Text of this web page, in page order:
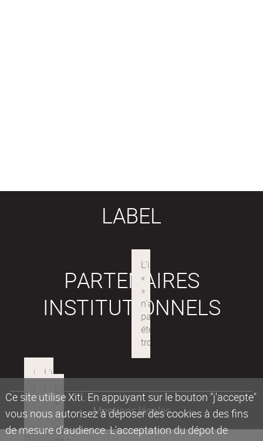
Ce site utilise Xiti. En appuyant sur le bouton "j'accepte"
vous nous autorisez à déposer des cookies à des fins
de mesure d'audience. L'acceptation du dépot de
LABEL
PARTENAIRES
INSTITUTIONNELS
Mentions légales